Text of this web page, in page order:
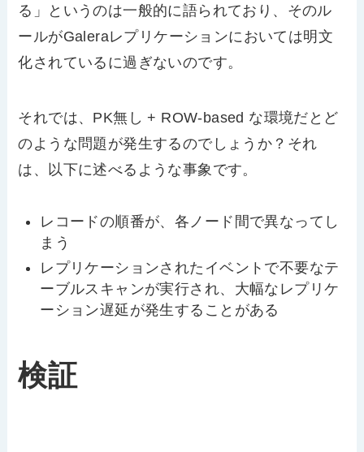
る」というのは一般的に語られており、そのル
ールがGaleraレプリケーションにおいては明文
化されているに過ぎないのです。
それでは、PK無し + ROW-based な環境だとど
のような問題が発生するのでしょうか？それ
は、以下に述べるような事象です。
レコードの順番が、各ノード間で異なってし
まう
レプリケーションされたイベントで不要なテ
ーブルスキャンが実行され、大幅なレプリケ
ーション遅延が発生することがある
検証